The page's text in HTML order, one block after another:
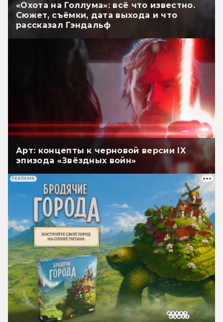
«Охота на Голлума»: всё что известно.
Сюжет, съёмки, дата выхода и что
рассказал Гэндальф
Арт: концепты к черновой версии IX
эпизода «Звёздных войн»
РЕКЛАМА